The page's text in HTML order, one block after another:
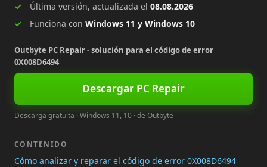
Última versión, actualizada el 08.08.2026
Funciona con Windows 11 y Windows 10
Outbyte PC Repair - solución para el código de error
0X008D6494
Descargar PC Repair
Descarga gratuita · Windows 11, 10 · de Outbyte
CONTENIDO
Cómo analizar y reparar el código de error 0X008D6494